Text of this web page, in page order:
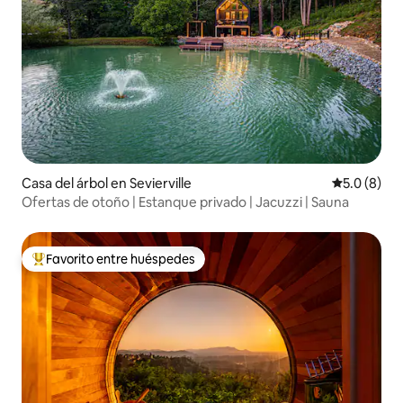
Casa del árbol en Sevierville
5.0 (8)
Ofertas de otoño | Estanque privado | Jacuzzi | Sauna
Favorito entre huéspedes preferido
Favorito entre huéspedes